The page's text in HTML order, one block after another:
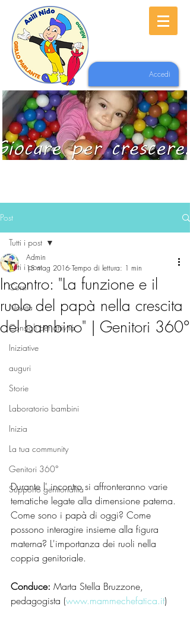
Accedi
Post
Tutti i post
Corsi
Novità
Consigli per attività
Iniziative
auguri
Storie
Laboratorio bambini
Inizia
La tua community
Genitori 360°
Supporto genitorialità
Tutti i post
Incontro: "La funzione e il
ruolo del papà nella crescita
del bambino" | Genitori 360°
Admin
15 mag 2016 Tempo di lettura: 1 min
Durante l' incontro si affronteranno varie
tematiche legate alla dimensione paterna.
Come sono i papà di oggi? Come
possono interagire insieme alla figura
materna? L'importanza dei ruoli nella
coppia genitoriale.
Conduce: Marta Stella Bruzzone,
pedagogista (www.mammechefatica.it)